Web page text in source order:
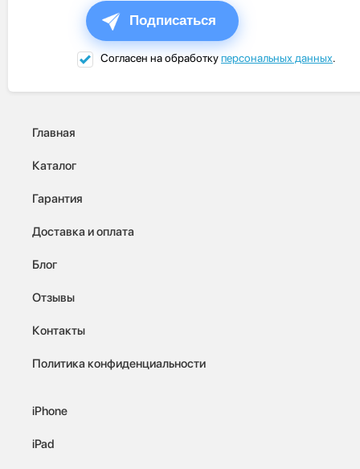
Подписаться
Согласен на обработкуперсональных данных.
Главная
Каталог
Гарантия
Доставка и оплата
Блог
Отзывы
Контакты
Политика конфиденциальности
iPhone
iPad